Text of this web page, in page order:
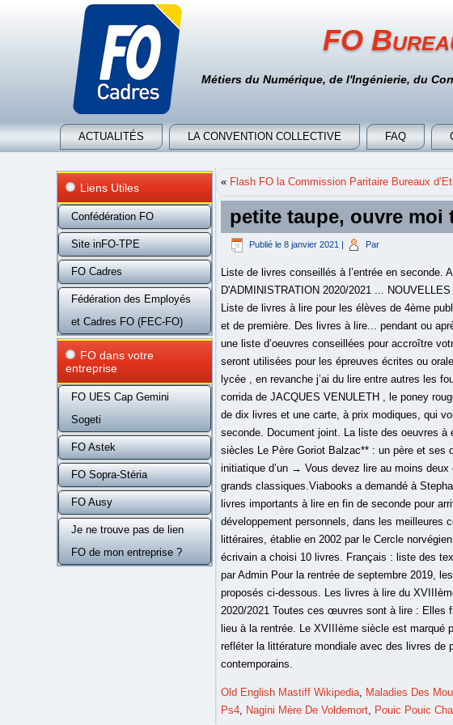
FO
Métiers du Numérique, de l'Ingénierie, du
ACTUALITÉS LA CONVENTION COLLECTIVE FAQ
Liens Utiles
Confédération FO
Site inFO-TPE
FO Cadres
Fédération des Employés
et Cadres FO (FEC-FO)
FO dans votre
entreprise
FO UES Cap Gemini
Sogeti
FO Astek
FO Sopra-Stéria
FO Ausy
Je ne trouve pas de lien
FO de mon entreprise ?
« Flash FO la Commission Paritaire Bureaux
petite taupe, ouvre moi
Publié le 8 janvier 2021 | Par
Liste de livres conseillés à l’entrée en seconde.
D'ADMINISTRATION 2020/2021 ...
Liste de livres à lire pour les élèves de 4ème
et de première. Des livres à lire... pendant ou
une liste d’oeuvres conseillées pour accroître
seront utilisées pour les épreuves écrites ou
lycée , en revanche j’ai du lire entre autres les
corrida de JACQUES VENULETH , le poney
de dix livres et une carte, à prix modiques, qui
seconde. Document joint. La liste des oeuvres
siècles Le Père Goriot Balzac** : un père et ses
initiatique d’un → Vous devez lire au moins
grands classiques.Viabooks a demandé à
livres importants à lire en fin de seconde pour
développement personnels, dans les
littéraires, établie en 2002 par le Cercle
écrivain a choisi 10 livres. Français : liste des
par Admin Pour la rentrée de septembre 2019,
proposés ci-dessous. Les livres à lire du
2020/2021 Toutes ces œuvres sont à lire : Elles
lieu à la rentrée. Le XVIIIème siècle est
refléter la littérature mondiale avec des livres
contemporains.
Old English Mastiff Wikipedia, Maladies Des
Ps4, Nagini Mère De Voldemort, Pouic Pouic